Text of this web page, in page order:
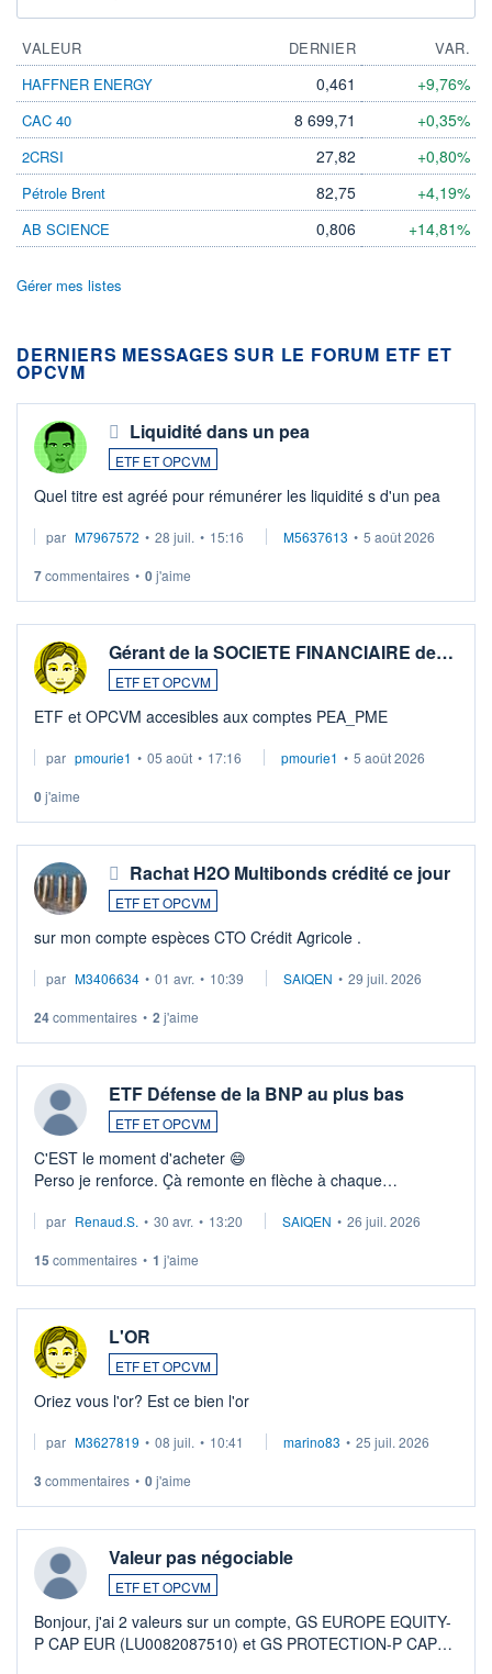
VALEUR DERNIER
VAR.
HAFFNER ENERGY
0,461 +9,76%
CAC 40 8 699,71 +0,35%
2CRSI 27,82 +0,80%
Pétrole Brent 82,75 +4,19%
AB SCIENCE 0,806 +14,81%
Gérer mes listes
DERNIERS MESSAGES SUR LE FORUM ETF ET
OPCVM
Liquidité dans un pea
ETF ET OPCVM
Quel titre est agréé pour rémunérer les liquidité s d'un pea
par M7967572 • 28 juil. • 15:16 M5637613 • 5 août 2026
7commentaires • 0j'aime
Gérant de la SOCIETE FINANCIAIRE de…
ETF ET OPCVM
ETF et OPCVM accesibles aux comptes PEA_PME
par pmourie1 • 05 août • 17:16 pmourie1 • 5 août 2026
0j'aime
Rachat H2O Multibonds crédité ce jour
ETF ET OPCVM
sur mon compte espèces CTO Crédit Agricole .
par M3406634 • 01 avr. • 10:39 SAIQEN • 29 juil. 2026
24commentaires • 2 j'aime
ETF Défense de la BNP au plus bas
ETF ET OPCVM
C'EST le moment d'acheter 😄​
Perso je renforce. Çà remonte en flèche à chaque
Investissement long terme tip top pour sa retraite.
par Renaud.S. • 30 avr. • 13:20 SAIQEN • 26 juil. 2026
15 commentaires • 1 j'aime
L'OR
ETF ET OPCVM
Oriez vous l'or? Est ce bien l'or
par M3627819 • 08 juil. • 10:41 marino83 • 25 juil. 2026
3 commentaires • 0j'aime
Valeur pas négociable
ETF ET OPCVM
Bonjour, j'ai 2 valeurs sur un compte, GS EUROPE EQUITY-
P CAP EUR (LU0082087510) et GS PROTECTION-P CAP